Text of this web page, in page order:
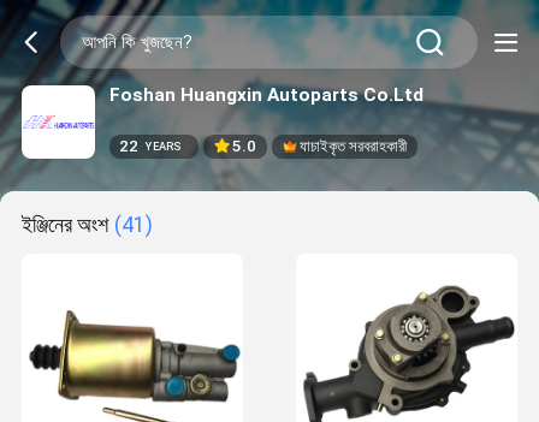
Foshan Huangxin Autoparts Co.Ltd
22 YEARS 5.0 যাচাইকৃত সরবরাহকারী
ইঞ্জিনের অংশ (41)